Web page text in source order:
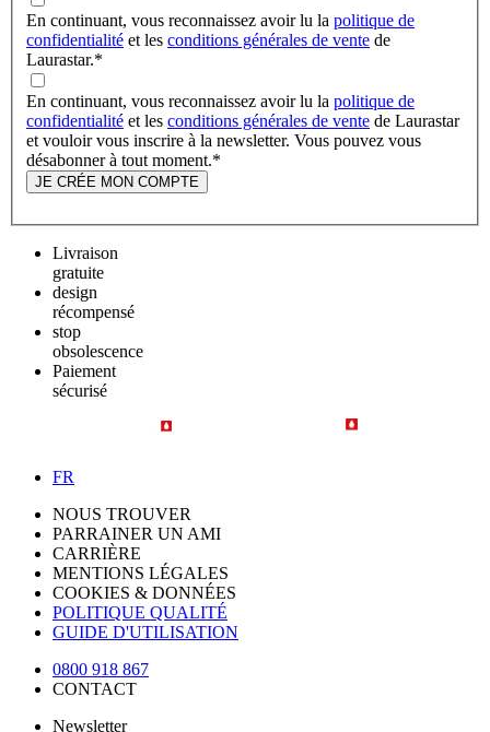
En continuant, vous reconnaissez avoir lu la politique de
confidentialité et les conditions générales de vente de
Laurastar.*
En continuant, vous reconnaissez avoir lu la politique de
confidentialité et les conditions générales de vente de Laurastar
et vouloir vous inscrire à la newsletter. Vous pouvez vous
désabonner à tout moment.*
JE CRÉE MON COMPTE
Livraison
gratuite
design
récompensé
stop
obsolescence
Paiement
sécurisé
FR
NOUS TROUVER
PARRAINER UN AMI
CARRIÈRE
MENTIONS LÉGALES
COOKIES & DONNÉES
POLITIQUE QUALITÉ
GUIDE D'UTILISATION
0800 918 867
CONTACT
Newsletter